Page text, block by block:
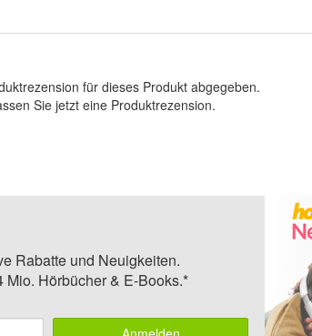
für dieses Produkt abgegeben.
Sie jetzt eine Produktrezension.
Rabatte und Neuigkeiten.
Mio. Hörbücher & E-Books.*